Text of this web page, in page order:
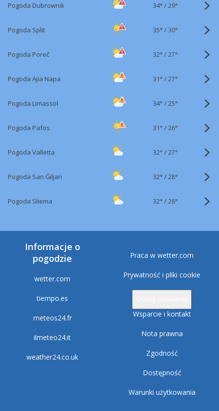
Pogoda Dubrownik 34° /29°
Pogoda Split 35° /30°
Pogoda Poreč 32° /27°
Pogoda Ajia Napa 31° /27°
Pogoda Limassol 34° /25°
Pogoda Pafos 31° /26°
Pogoda Valletta 32° /27°
Pogoda San Ġiljan 32° /28°
Pogoda Sliema 32° /28°
Informacje o
pogodzie
wetter.com
tiempo.es
meteos24.fr
ilmeteo24.it
weather24.co.uk
Praca w wetter.com
Prywatność i pliki cookie
Wsparcie i kontakt
Nota prawna
Zgodność
Dostępność
Warunki użytkowania